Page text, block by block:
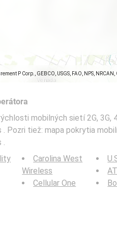
P Corp., GEBCO, USGS, FAO, NPS,
mobilných sietí 2G, 3G,
. Pozri tiež: mapa pokrytia
.
Carolina West
Wireless
Cellular One